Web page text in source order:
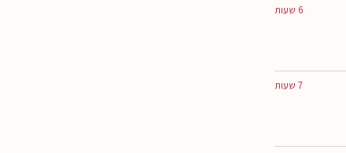
6 שעות
7 שעות